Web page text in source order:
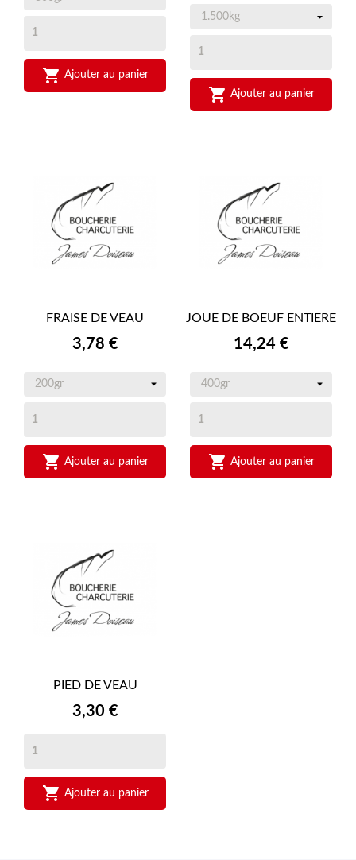
 Ajouter au panier
 Ajouter au panier
FRAISE DE VEAU
Prix
3,78 €
 Ajouter au panier
JOUE DE BOEUF ENTIERE
Prix
14,24 €
 Ajouter au panier
PIED DE VEAU
Prix
3,30 €
 Ajouter au panier